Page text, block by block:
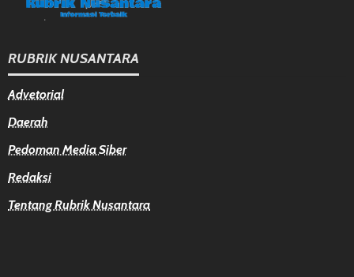
RUBRIK NUSANTARA
Advetorial
Daerah
Pedoman Media Siber
Redaksi
Tentang Rubrik Nusantara